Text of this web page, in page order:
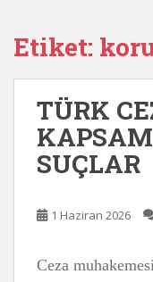
Etiket:
TÜRK
SUÇLAR
1 Haziran 2026
Ceza